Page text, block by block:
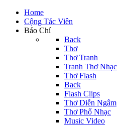
Home
Cộng Tác Viên
Báo Chí
Back
Thơ
Thơ Tranh
Tranh Thơ Nhạc
Thơ Flash
Back
Flash Clips
Thơ Diễn Ngâm
Thơ Phổ Nhạc
Music Video